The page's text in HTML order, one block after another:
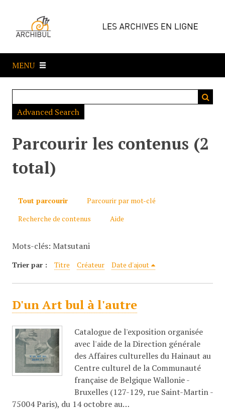
e
a
MENU
Advanced Search
Parcourir les contenus (2
total)
Tout parcourir
Parcourir par mot-clé
Recherche de contenus
Aide
Mots-clés: Matsutani
Trier par : Titre Créateur Date d'ajout
D'un Art bul à l'autre
Catalogue de l'exposition organisée
avec l'aide de la Direction générale
des Affaires culturelles du Hainaut au
Centre culturel de la Communauté
française de Belgique Wallonie -
Bruxelles (127-129, rue Saint-Martin -
75004 Paris), du 14 octobre au…